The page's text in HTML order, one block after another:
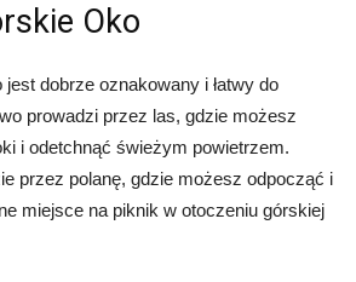
Oko
dobrze oznakowany i łatwy do
prowadzi przez las, gdzie możesz
i odetchnąć świeżym powietrzem.
przez polanę, gdzie możesz odpocząć i
miejsce na piknik w otoczeniu górskiej